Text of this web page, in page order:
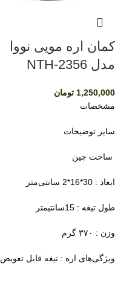
کمان اره مویی نووا
مدل NTH-2356
1,250,000 تومان
مشخصات
سایر توضیحات
ساخت چین
ابعاد : 30*16*2 سانتی‌متر
طول تیغه : 15سانتیمتر
وزن : ۳۷۰ گرم
ویژگی‌های اره : تیغه قابل تعویض